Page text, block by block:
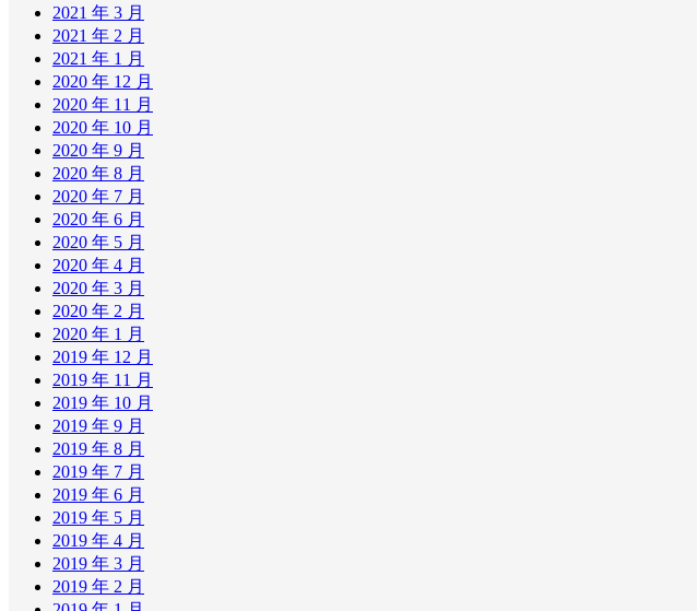
2021 年 3 月
2021 年 2 月
2021 年 1 月
2020 年 12 月
2020 年 11 月
2020 年 10 月
2020 年 9 月
2020 年 8 月
2020 年 7 月
2020 年 6 月
2020 年 5 月
2020 年 4 月
2020 年 3 月
2020 年 2 月
2020 年 1 月
2019 年 12 月
2019 年 11 月
2019 年 10 月
2019 年 9 月
2019 年 8 月
2019 年 7 月
2019 年 6 月
2019 年 5 月
2019 年 4 月
2019 年 3 月
2019 年 2 月